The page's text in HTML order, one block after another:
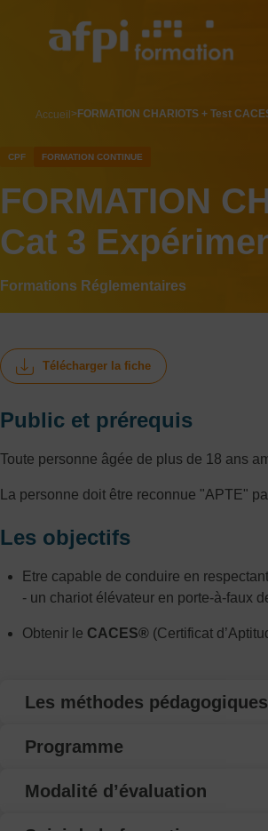
Accueil FORMATION CHARIOTS + Test
CPF FORMATION CONTINUE
FORMATION
Cat 3
Formations Réglementaires
Télécharger la fiche
Public et prérequis
Toute personne âgée de plus de 18 ans
La personne doit être reconnue "APTE"
Les objectifs
Etre capable de conduire en
- un chariot élévateur en porte-à-faux
Obtenir le CACES® (Certificat
Les méthodes
Programme
Modalité d’évaluation